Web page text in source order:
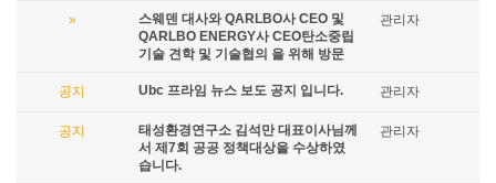
»
스웨덴 대사와 QARLBO사 CEO 및
QARLBO ENERGY사 CEO탄소중립
기술 견학 및 기술협의 을 위해 방문
관리자
공지 Ubc 프라임 뉴스 보도 공지 입니다. 관리자
공지
태성환경연구소 김석만 대표이사님께
서 제7회 공공 정책대상을 수상하였
습니다.
관리자